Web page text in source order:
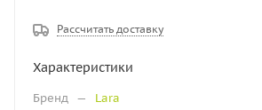
Рассчитать доставку
Характеристики
Бренд —
Lara